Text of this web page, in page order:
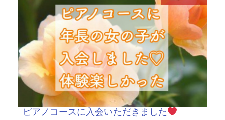
ピアノコースに入会いただきました